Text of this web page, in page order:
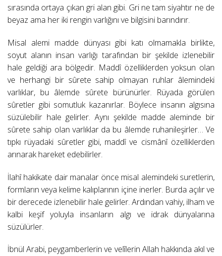
sırasında ortaya çıkan gri alan gibi. Gri ne tam siyahtır ne de
beyaz ama her iki rengin varlığını ve bilgisini barındırır.
Misal alemi madde dünyası gibi katı olmamakla birlikte,
soyut alanın insan varlığı tarafından bir şekilde izlenebilir
hale geldiği ara bölgedir. Maddî özelliklerden yoksun olan
ve herhangi bir sûrete sahip olmayan ruhlar âlemindeki
varlıklar, bu âlemde sûrete bürünürler. Rüyada görülen
sûretler gibi somutluk kazanırlar. Böylece insanın algısına
süzülebilir hale gelirler. Aynı şekilde madde aleminde bir
sûrete sahip olan varlıklar da bu âlemde ruhanileşirler… Ve
tıpkı rüyadaki sûretler gibi, maddî ve cismânî özelliklerden
arınarak hareket edebilirler.
İlahî hakikate dair manalar önce misal alemindeki suretlerin,
formların veya kelime kalıplarının içine inerler. Burda açılır ve
bir derecede izlenebilir hale gelirler. Ardından vahiy, ilham ve
kalbi keşif yoluyla insanların algı ve idrak dünyalarına
süzülürler.
İbnül Arabi, peygamberlerin ve velîlerin Allah hakkında akıl ve